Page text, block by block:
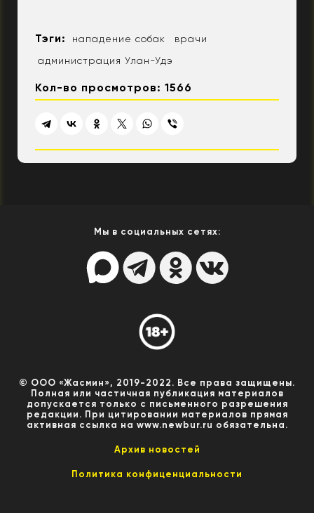
Тэги: нападение собак
врачи
администрация Улан-Удэ
Кол-во просмотров: 1566
Мы в социальных сетях:
© ООО «Жасмин», 2019-2022. Все права защищены.
Полная или частичная публикация материалов
допускается только с письменного разрешения
редакции. При цитировании материалов прямая
активная ссылка на www.newbur.ru обязательна.
Архив новостей
Политика конфиценциальности